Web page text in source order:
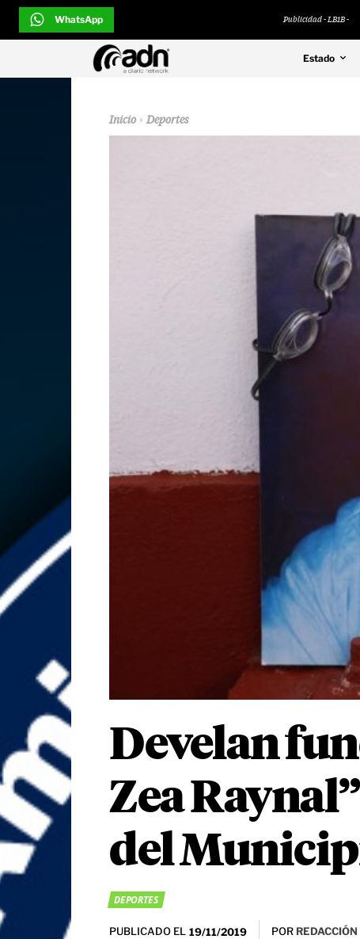
WhatsApp Publicidad - LB1B -
Estado
Inicio Deportes
Develan
Zea
del
DEPORTES
PUBLICADO EL 19/11/2019 POR